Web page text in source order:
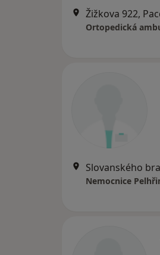
Žižkova 922,
Ortopedická
Slovanského
Nemocnice